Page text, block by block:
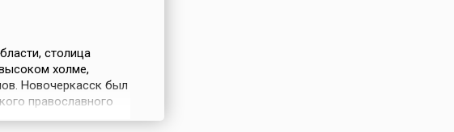
столица
холме,
Новочеркасск был
православного
столица